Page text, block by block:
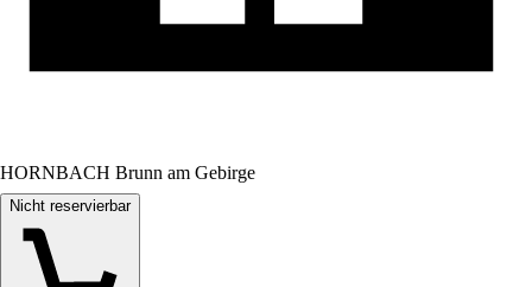
HORNBACH Brunn am Gebirge
Nicht reservierbar